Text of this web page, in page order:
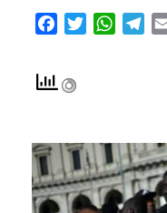
FacebookTwitter